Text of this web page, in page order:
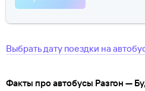
Выбрать дату поездки на
Факты про автобусы Разгон —